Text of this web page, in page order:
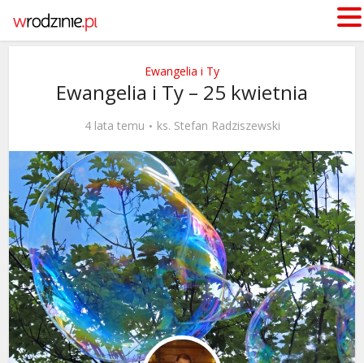
Ewangelia i Ty
Ewangelia i Ty – 25 kwietnia
4 lata temu ks. Stefan Radziszewski